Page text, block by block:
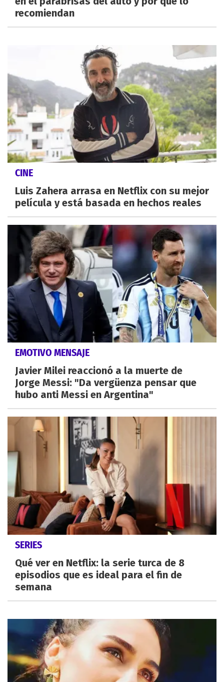
recomiendan
CINE
Luis Zahera arrasa en Netflix con su mejor
película y está basada en hechos reales
EMOTIVO MENSAJE
Javier Milei reaccionó a la muerte de
Jorge Messi: "Da vergüenza pensar que
hubo anti Messi en Argentina"
SERIES
Qué ver en Netflix: la serie turca de 8
episodios que es ideal para el fin de
semana